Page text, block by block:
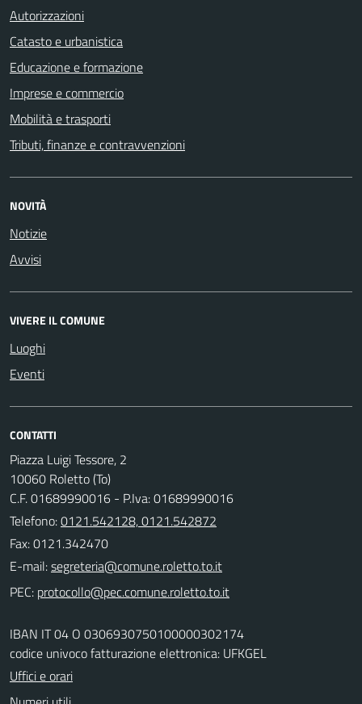
Autorizzazioni
Catasto e urbanistica
Educazione e formazione
Imprese e commercio
Mobilità e trasporti
Tributi, finanze e contravvenzioni
NOVITÀ
Notizie
Avvisi
VIVERE IL COMUNE
Luoghi
Eventi
CONTATTI
Piazza Luigi Tessore, 2
10060 Roletto (To)
C.F. 01689990016 - P.Iva: 01689990016
Telefono:0121.542128, 0121.542872
Fax: 0121.342470
E-mail:
PEC:
IBAN IT 04 O 0306930750100000302174
codice univoco fatturazione elettronica: UFKGEL
Uffici e orari